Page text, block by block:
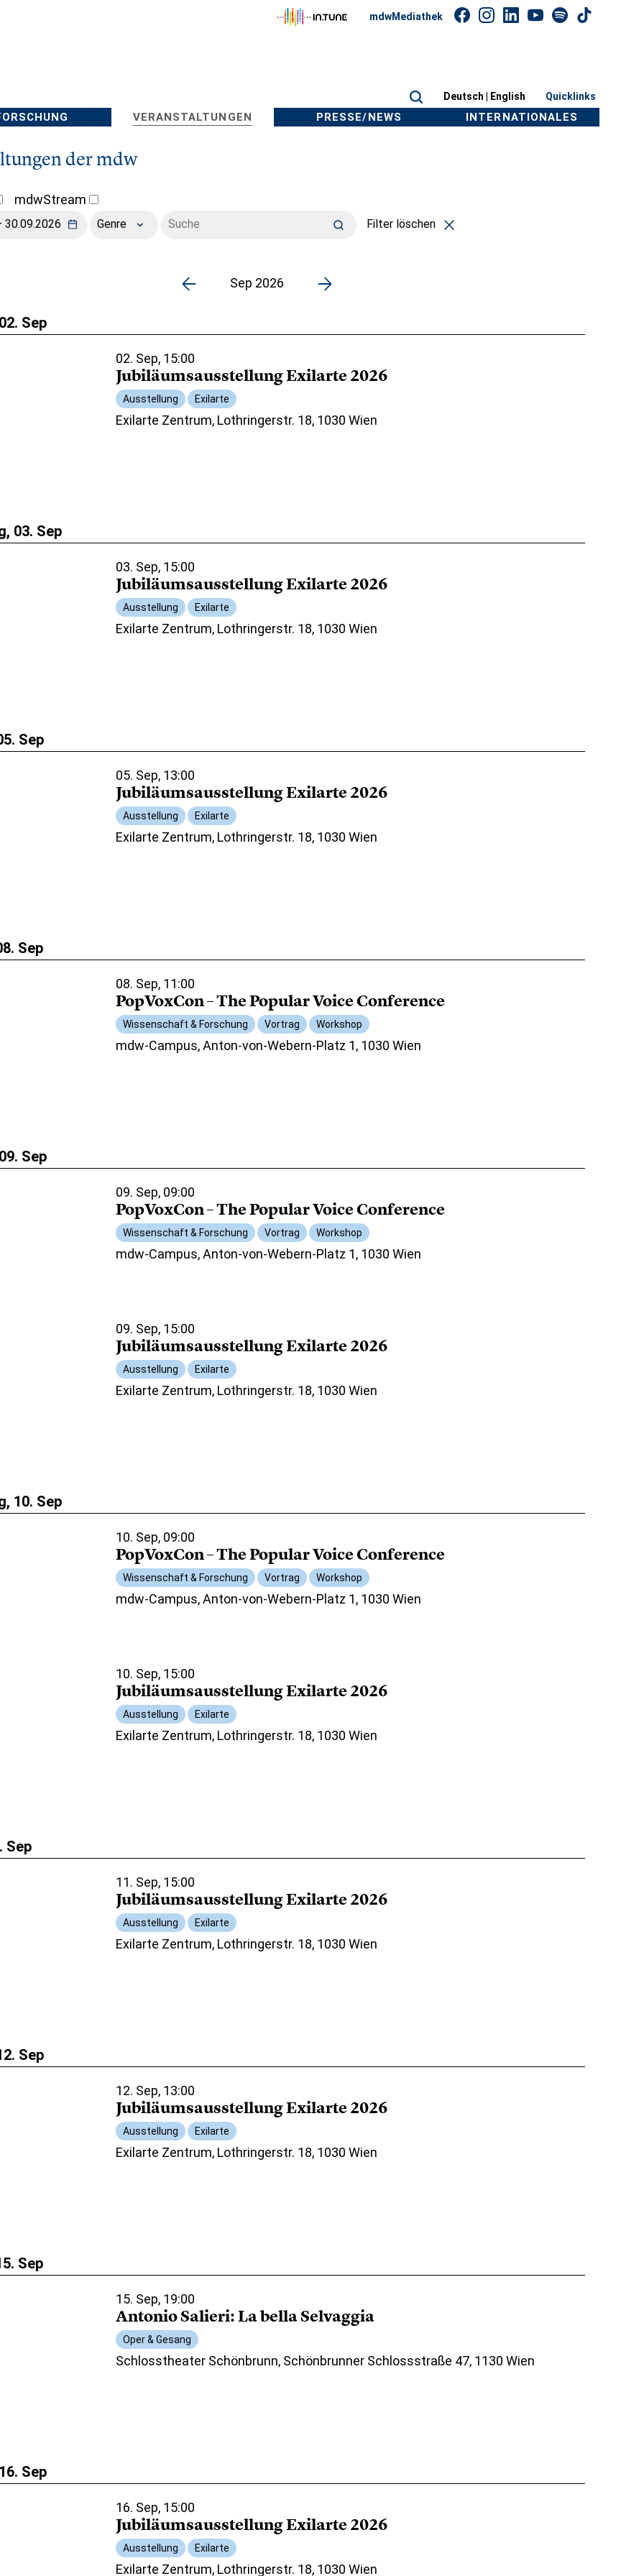
mdwMediathek
Deutsch | English Quicklinks
VERANSTALTUNGEN PRESSE/NEWS INTERNATIONALES
der mdw
mdwStream
Genre Filter löschen
Sep 2026
Sep
02. Sep, 15:00
Jubiläumsausstellung Exilarte 2026
Ausstellung Exilarte
Exilarte Zentrum, Lothringerstr. 18, 1030 Wien
03. Sep
03. Sep, 15:00
Jubiläumsausstellung Exilarte 2026
Ausstellung Exilarte
Exilarte Zentrum, Lothringerstr. 18, 1030 Wien
Sep
05. Sep, 13:00
Jubiläumsausstellung Exilarte 2026
Ausstellung Exilarte
Exilarte Zentrum, Lothringerstr. 18, 1030 Wien
Sep
08. Sep, 11:00
PopVoxCon – The Popular Voice Conference
Wissenschaft & Forschung Vortrag Workshop
mdw-Campus, Anton-von-Webern-Platz 1, 1030 Wien
Sep
09. Sep, 09:00
PopVoxCon – The Popular Voice Conference
Wissenschaft & Forschung Vortrag Workshop
mdw-Campus, Anton-von-Webern-Platz 1, 1030 Wien
09. Sep, 15:00
Jubiläumsausstellung Exilarte 2026
Ausstellung Exilarte
Exilarte Zentrum, Lothringerstr. 18, 1030 Wien
10. Sep
10. Sep, 09:00
PopVoxCon – The Popular Voice Conference
Wissenschaft & Forschung Vortrag Workshop
mdw-Campus, Anton-von-Webern-Platz 1, 1030 Wien
10. Sep, 15:00
Jubiläumsausstellung Exilarte 2026
Ausstellung Exilarte
Exilarte Zentrum, Lothringerstr. 18, 1030 Wien
Sep
11. Sep, 15:00
Jubiläumsausstellung Exilarte 2026
Ausstellung Exilarte
Exilarte Zentrum, Lothringerstr. 18, 1030 Wien
Sep
12. Sep, 13:00
Jubiläumsausstellung Exilarte 2026
Ausstellung Exilarte
Exilarte Zentrum, Lothringerstr. 18, 1030 Wien
Sep
15. Sep, 19:00
Antonio Salieri: La bella Selvaggia
Oper & Gesang
Schlosstheater Schönbrunn, Schönbrunner Schlossstraße 47, 1130 Wien
Sep
16. Sep, 15:00
Jubiläumsausstellung Exilarte 2026
Ausstellung Exilarte
Exilarte Zentrum, Lothringerstr. 18, 1030 Wien